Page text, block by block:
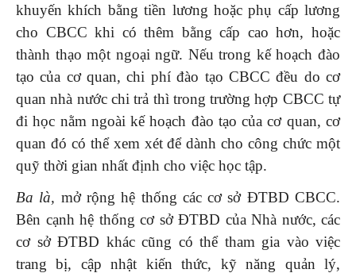
khuyến khích bằng tiền lương hoặc phụ cấp lương
cho CBCC khi có thêm bằng cấp cao hơn, hoặc
thành thạo một ngoại ngữ. Nếu trong kế hoạch đào
tạo của cơ quan, chi phí đào tạo CBCC đều do cơ
quan nhà nước chi trả thì trong trường hợp CBCC tự
đi học nằm ngoài kế hoạch đào tạo của cơ quan, cơ
quan đó có thể xem xét để dành cho công chức một
quỹ thời gian nhất định cho việc học tập.
Ba là, mở rộng hệ thống các cơ sở ĐTBD CBCC.
Bên cạnh hệ thống cơ sở ĐTBD của Nhà nước, các
cơ sở ĐTBD khác cũng có thể tham gia vào việc
trang bị, cập nhật kiến thức, kỹ năng quản lý,